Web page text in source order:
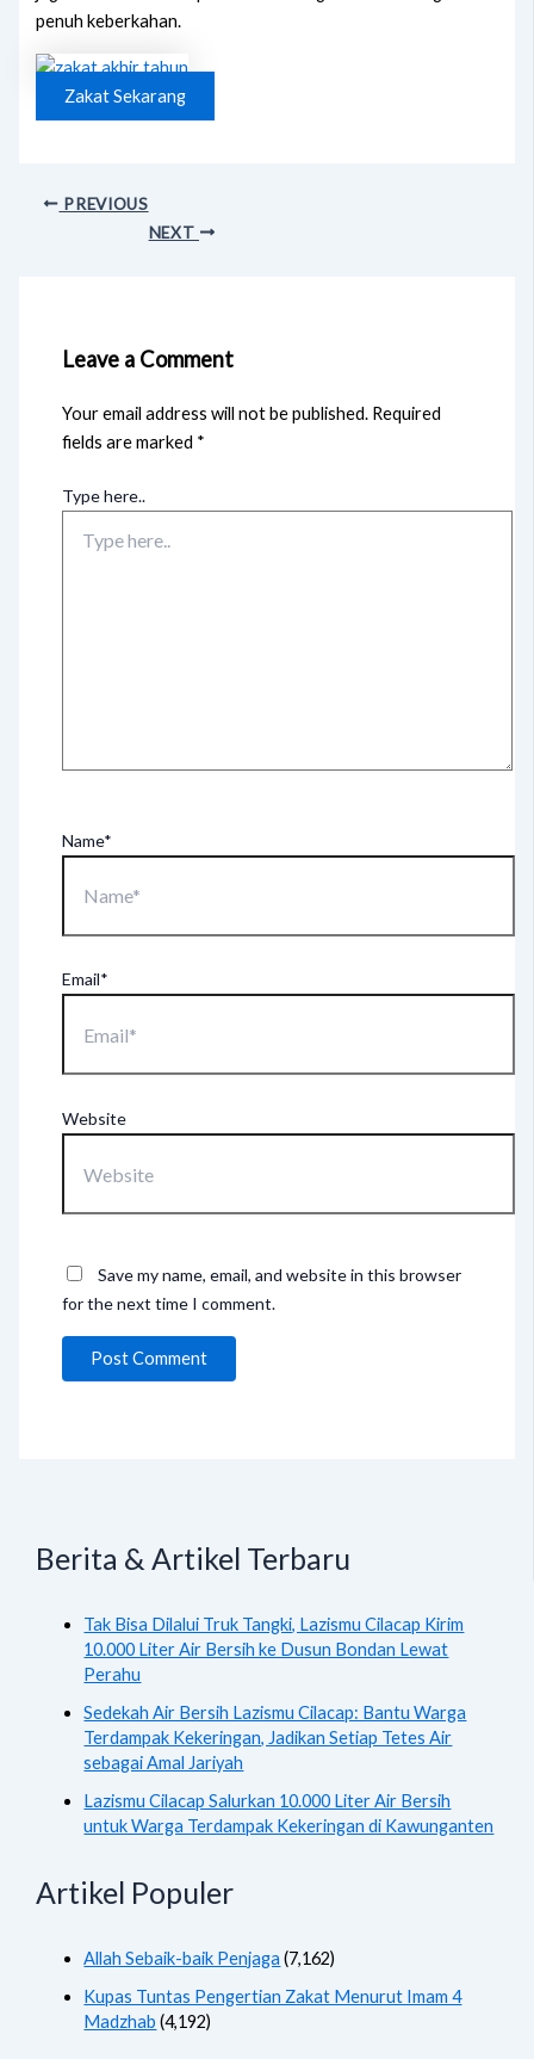
penuh keberkahan.
Zakat Sekarang
PREVIOUS
NEXT
Leave a Comment
Your email address will not be published. Required
fields are marked *
Type here..
Name*
Email*
Website
Save my name, email, and website in this browser
for the next time I comment.
Berita & Artikel Terbaru
Tak Bisa Dilalui Truk Tangki, Lazismu Cilacap Kirim
10.000 Liter Air Bersih ke Dusun Bondan Lewat
Perahu
Sedekah Air Bersih Lazismu Cilacap: Bantu Warga
Terdampak Kekeringan, Jadikan Setiap Tetes Air
sebagai Amal Jariyah
Lazismu Cilacap Salurkan 10.000 Liter Air Bersih
untuk Warga Terdampak Kekeringan di Kawunganten
Artikel Populer
Allah Sebaik-baik Penjaga (7,162)
Kupas Tuntas Pengertian Zakat Menurut Imam 4
Madzhab (4,192)